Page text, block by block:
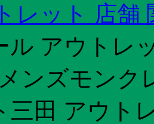
レット 店舗
ル アウトレ
ンズモン
三田 アウト